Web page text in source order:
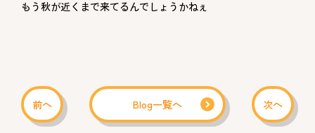
もう秋が近くまで来てるんでしょうかねぇ
前へ 次へ
Blog一覧へ